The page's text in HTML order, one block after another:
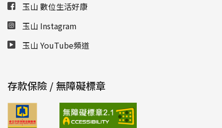
玉山 數位生活好康
玉山 Instagram
玉山 YouTube頻道
存款保險 / 無障礙標章